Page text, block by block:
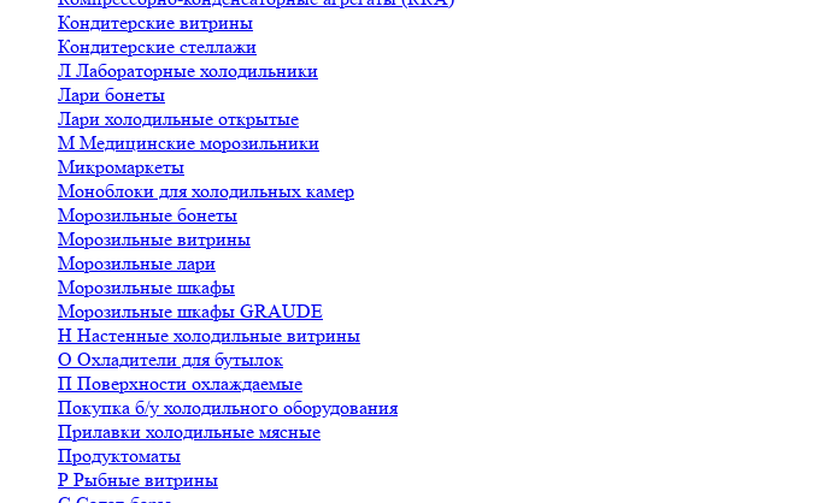
Кондитерские витрины
Кондитерские стеллажи
Л Лабораторные холодильники
Лари бонеты
Лари холодильные открытые
М Медицинские морозильники
Микромаркеты
Моноблоки для холодильных камер
Морозильные бонеты
Морозильные витрины
Морозильные лари
Морозильные шкафы
Морозильные шкафы GRAUDE
Н Настенные холодильные витрины
О Охладители для бутылок
П Поверхности охлаждаемые
Покупка б/у холодильного оборудования
Прилавки холодильные мясные
Продуктоматы
Р Рыбные витрины